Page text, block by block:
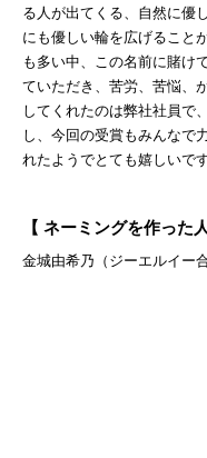
る人が出てくる、自然に優
にも優しい輪を広げること
も多い中、この名前に賭け
ていただき、苦労、苦悩、
してくれたのは弊社社員で
し、今回の受賞もみんなで
れたようでとても嬉しいです
【 ネーミングを作った
金城由希乃（ジーエルイー